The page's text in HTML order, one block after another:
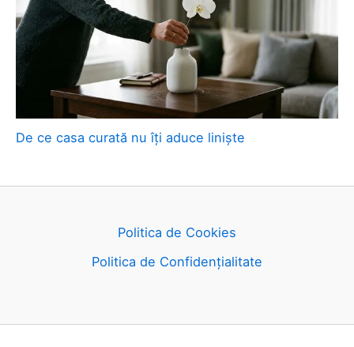
De ce casa curată nu îți aduce liniște
Politica de Cookies
Politica de Confidențialitate